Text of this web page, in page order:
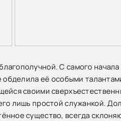
С самого
её особыми
своими
лишь простой служанкой.
существо, всегда